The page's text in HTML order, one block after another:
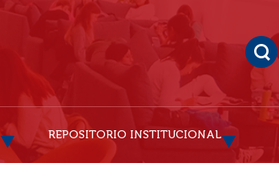
REPOSITORIO INSTITUCIONAL